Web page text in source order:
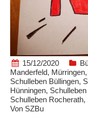
15/12/2020
Manderfeld, Mürringen,
Schulleben Büllingen,
Hünningen,
Schulleben Rocherath,
Von SZBu